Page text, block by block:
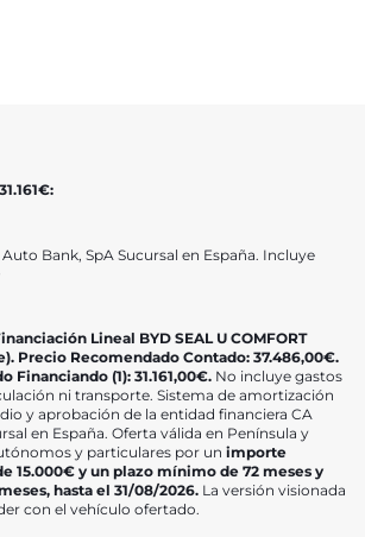
31.161€:
Bank, SpA Sucursal en España. Incluye
Lineal BYD SEAL U COMFORT
Precio Recomendado Contado: 37.486,00€.
Financiando (1): 31.161,00€. No incluye gastos
ni transporte. Sistema de amortización
y aprobación de la entidad financiera CA
en España. Oferta válida en Península y
y particulares por un importe
15.000€ y un plazo mínimo de 72 meses y
hasta el 31/08/2026. La versión visionada
con el vehículo ofertado.